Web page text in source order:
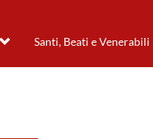
Santi, Beati e Venerabili